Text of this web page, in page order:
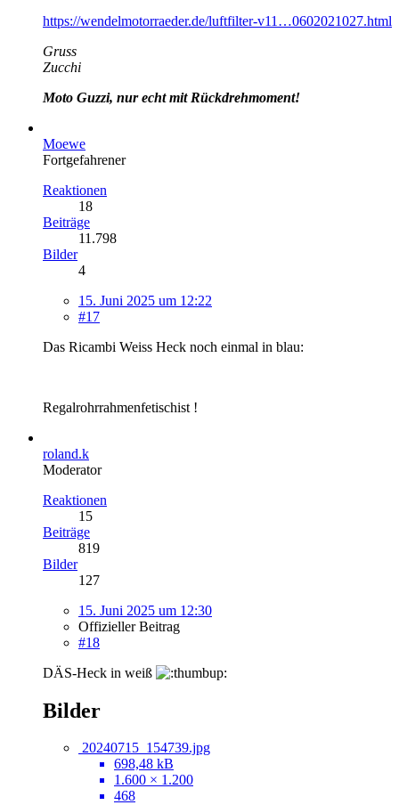
https://wendelmotorraeder.de/luftfilter-v11…0602021027.html
Gruss
Zucchi
Moto Guzzi, nur echt mit Rückdrehmoment!
Moewe
Fortgefahrener
Reaktionen
18
Beiträge
11.798
Bilder
4
15. Juni 2025 um 12:22
#17
Das Ricambi Weiss Heck noch einmal in blau:
Regalrohrrahmenfetischist !
roland.k
Moderator
Reaktionen
15
Beiträge
819
Bilder
127
15. Juni 2025 um 12:30
Offizieller Beitrag
#18
DÄS-Heck in weiß
Bilder
20240715_154739.jpg
698,48 kB
1.600 × 1.200
468